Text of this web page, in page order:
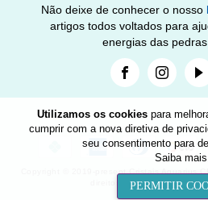
Utilizamos os cookies para
cumprir com a nova diretiva de
seu consentimento para
Saiba mais
PERMITIR
Não deixe de conhecer o nosso
artigos todos voltados para
energias das
Facebook
Copyright © 2019-present Cristais Aquarius
direitos reservados.